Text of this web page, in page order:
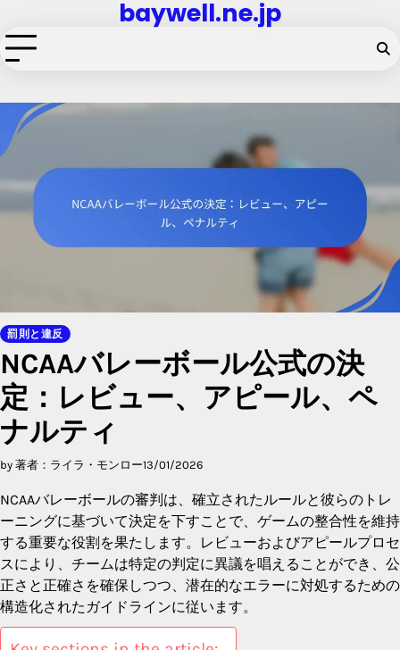
to
content
baywell.ne.jp
罰則と違反
NCAAバレーボール公式の決
定：レビュー、アピール、ペ
ナルティ
by 著者：ライラ・モンロー13/01/2026
NCAAバレーボールの審判は、確立されたルールと彼らのトレ
ーニングに基づいて決定を下すことで、ゲームの整合性を維持
する重要な役割を果たします。レビューおよびアピールプロセ
スにより、チームは特定の判定に異議を唱えることができ、公
正さと正確さを確保しつつ、潜在的なエラーに対処するための
構造化されたガイドラインに従います。